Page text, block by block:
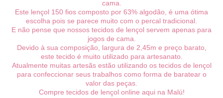
cama.
Este lençol 150 fios composto por 63% algodão, é uma ótima
escolha pois se parece muito com o percal tradicional.
E não pense que nossos tecidos de lençol servem apenas para
jogos de cama.
Devido à sua composição, largura de 2,45m e preço barato,
este tecido é muito utilizado para artesanato.
Atualmente muitas artesãs estão utilizando os tecidos de lençol
para confeccionar seus trabalhos como forma de baratear o
valor das peças.
Compre tecidos de lençol online aqui na Malú!